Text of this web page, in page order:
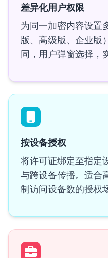
差异化用户权限
为同一加密内容设置
版、高级版、企业版
同，用户弹窗选择，
按设备授权
将许可证绑定至指定
与跨设备传播。适合
制访问设备数的授权